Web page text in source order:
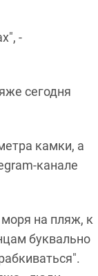
-
сегодня
камки, а
канале
на пляж, к
буквально